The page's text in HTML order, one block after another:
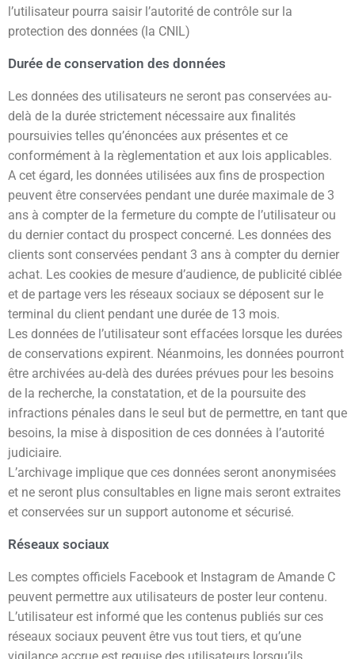
l’utilisateur pourra saisir l’autorité de contrôle sur la
protection des données (la CNIL)
Durée de conservation des données
Les données des utilisateurs ne seront pas conservées au-
delà de la durée strictement nécessaire aux finalités
poursuivies telles qu’énoncées aux présentes et ce
conformément à la règlementation et aux lois applicables.
A cet égard, les données utilisées aux fins de prospection
peuvent être conservées pendant une durée maximale de 3
ans à compter de la fermeture du compte de l’utilisateur ou
du dernier contact du prospect concerné. Les données des
clients sont conservées pendant 3 ans à compter du dernier
achat. Les cookies de mesure d’audience, de publicité ciblée
et de partage vers les réseaux sociaux se déposent sur le
terminal du client pendant une durée de 13 mois.
Les données de l’utilisateur sont effacées lorsque les durées
de conservations expirent. Néanmoins, les données pourront
être archivées au-delà des durées prévues pour les besoins
de la recherche, la constatation, et de la poursuite des
infractions pénales dans le seul but de permettre, en tant que
besoins, la mise à disposition de ces données à l’autorité
judiciaire.
L’archivage implique que ces données seront anonymisées
et ne seront plus consultables en ligne mais seront extraites
et conservées sur un support autonome et sécurisé.
Réseaux sociaux
Les comptes officiels Facebook et Instagram de Amande C
peuvent permettre aux utilisateurs de poster leur contenu.
L’utilisateur est informé que les contenus publiés sur ces
réseaux sociaux peuvent être vus tout tiers, et qu’une